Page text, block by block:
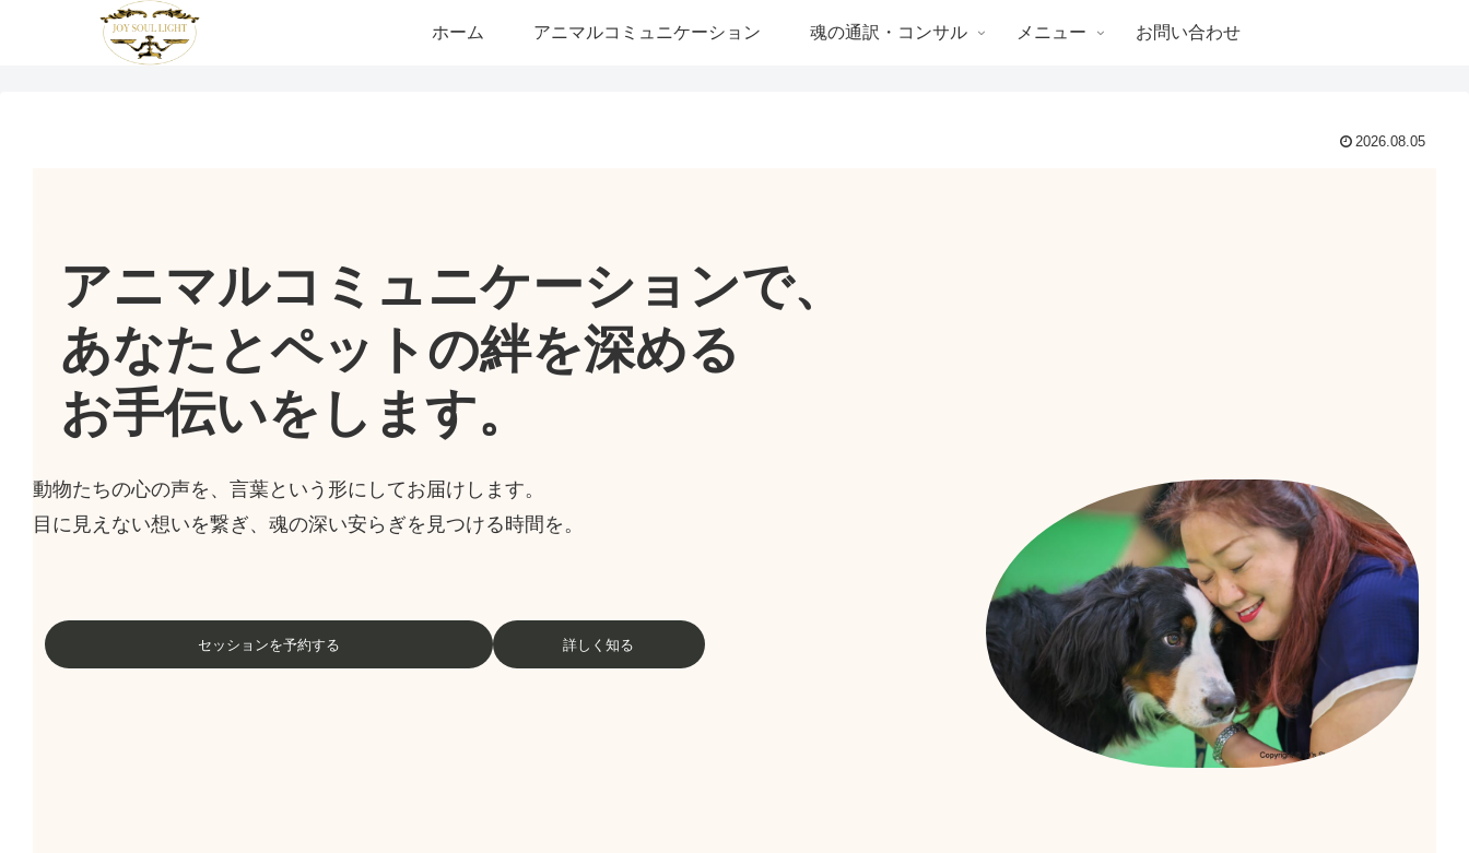
ホーム アニマルコミュニケーション 魂の通訳・コンサル メニュー お問い合わせ
2026.08.05
アニマルコミュニケーションで、
あなたとペットの絆を深める
お手伝いをします。
動物たちの心の声を、言葉という形にしてお届けします。
目に見えない想いを繋ぎ、魂の深い安らぎを見つける時間を。
セッションを予約する 詳しく知る